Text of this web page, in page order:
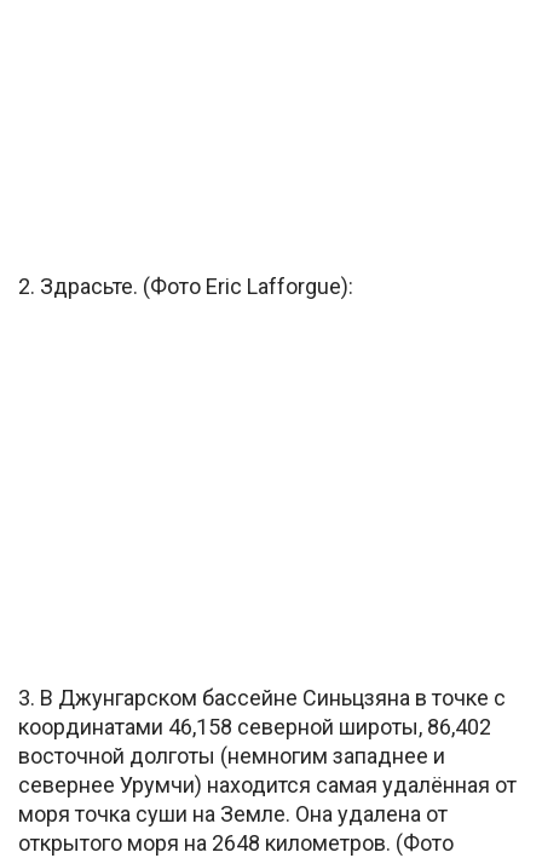
2. Здрасьте. (Фото Eric Lafforgue):
3. В Джунгарском бассейне Синьцзяна в точке с
координатами 46,158 северной широты, 86,402
восточной долготы (немногим западнее и
севернее Урумчи) находится самая удалённая от
моря точка суши на Земле. Она удалена от
открытого моря на 2648 километров. (Фото